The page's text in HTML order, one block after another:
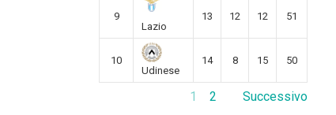
9
Lazio
13 12 12 51
10
Udinese
14 8 15 50
1 2 Successivo